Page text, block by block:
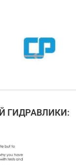
ГИДРАВЛИКИ: